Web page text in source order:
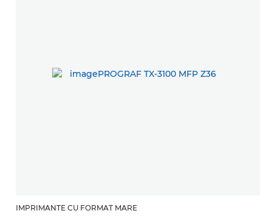
IMPRIMANTE CU FORMAT MARE